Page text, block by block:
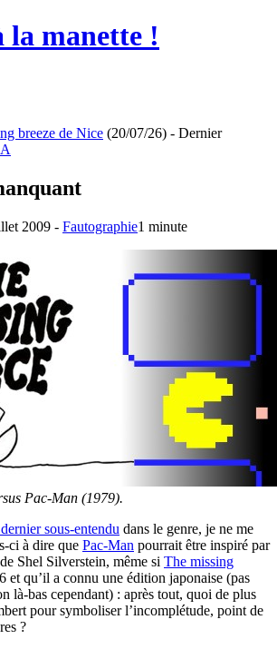
la manette !
breeze de Nice (20/07/26) - Dernier
2009 - Fautographie1 minute
Pac-Man (1979).
sous-entendu dans le genre, je ne me
ci à dire que Pac-Man pourrait être inspiré par
Shel Silverstein, même si The missing
et qu’il a connu une édition japonaise (pas
là-bas cependant) : après tout, quoi de plus
pour symboliser l’incomplétude, point de
?